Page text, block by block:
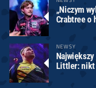
„Niczym
Crabtree o
NEWSY
Littler: nikt